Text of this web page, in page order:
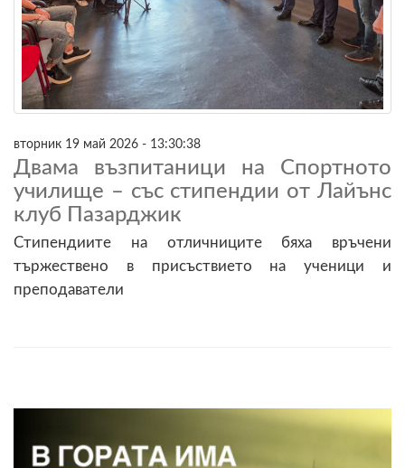
вторник 19 май 2026 - 13:30:38
Двама възпитаници на Спортното
училище – със стипендии от Лайънс
клуб Пазарджик
Стипендиите на отличниците бяха връчени
тържествено в присъствието на ученици и
преподаватели